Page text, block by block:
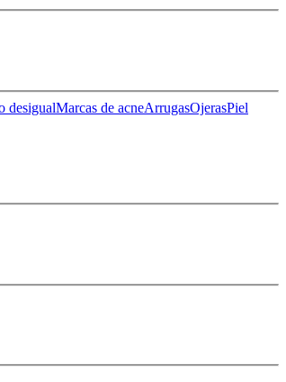
desigualMarcas de acneArrugasOjerasPiel